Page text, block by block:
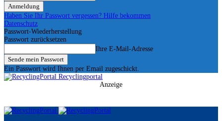
Haben Sie Ihr Passwort vergessen? Hilfe bekommen
Datenschutz
Passwort-Wiederherstellung
Passwort zurücksetzen
Ihre E-Mail-Adresse
Ein Passwort wird Ihnen per Email zugeschickt.
Recyclingportal
Anzeige